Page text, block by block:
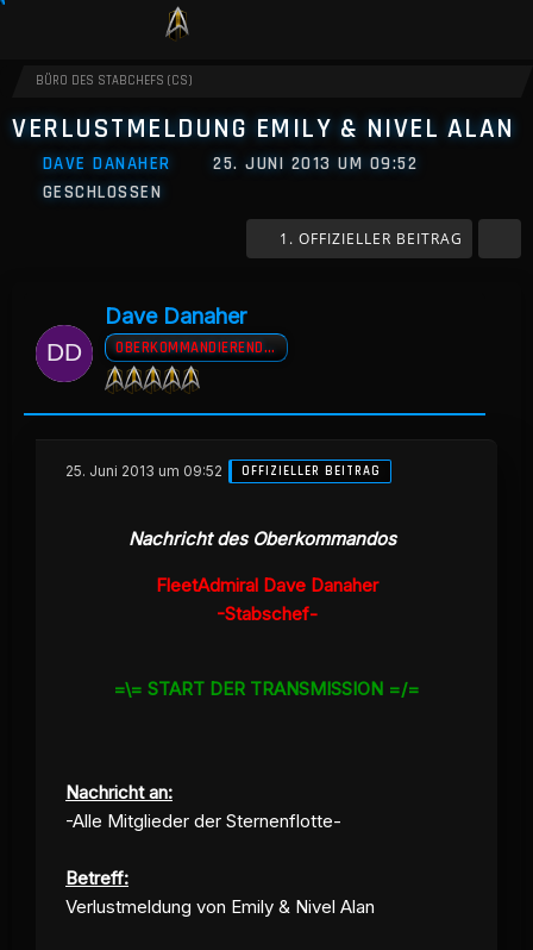
BÜRO DES STABCHEFS (CS)
VERLUSTMELDUNG EMILY & NIVEL ALAN
DAVE DANAHER
25. JUNI 2013 UM 09:52
GESCHLOSSEN
1. OFFIZIELLER BEITRAG
Dave Danaher
OBERKOMMANDIERENDER A.D
25. Juni 2013 um 09:52 OFFIZIELLER BEITRAG
Nachricht des Oberkommandos
FleetAdmiral Dave Danaher
-Stabschef-
=\= START DER TRANSMISSION =/=
Nachricht an:
-Alle Mitglieder der Sternenflotte-
Betreff:
Verlustmeldung von Emily & Nivel Alan